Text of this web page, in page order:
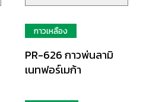
กาวเหลือง
PR-626 กาวพ่นลามิ
เนทฟอร์เมก้า